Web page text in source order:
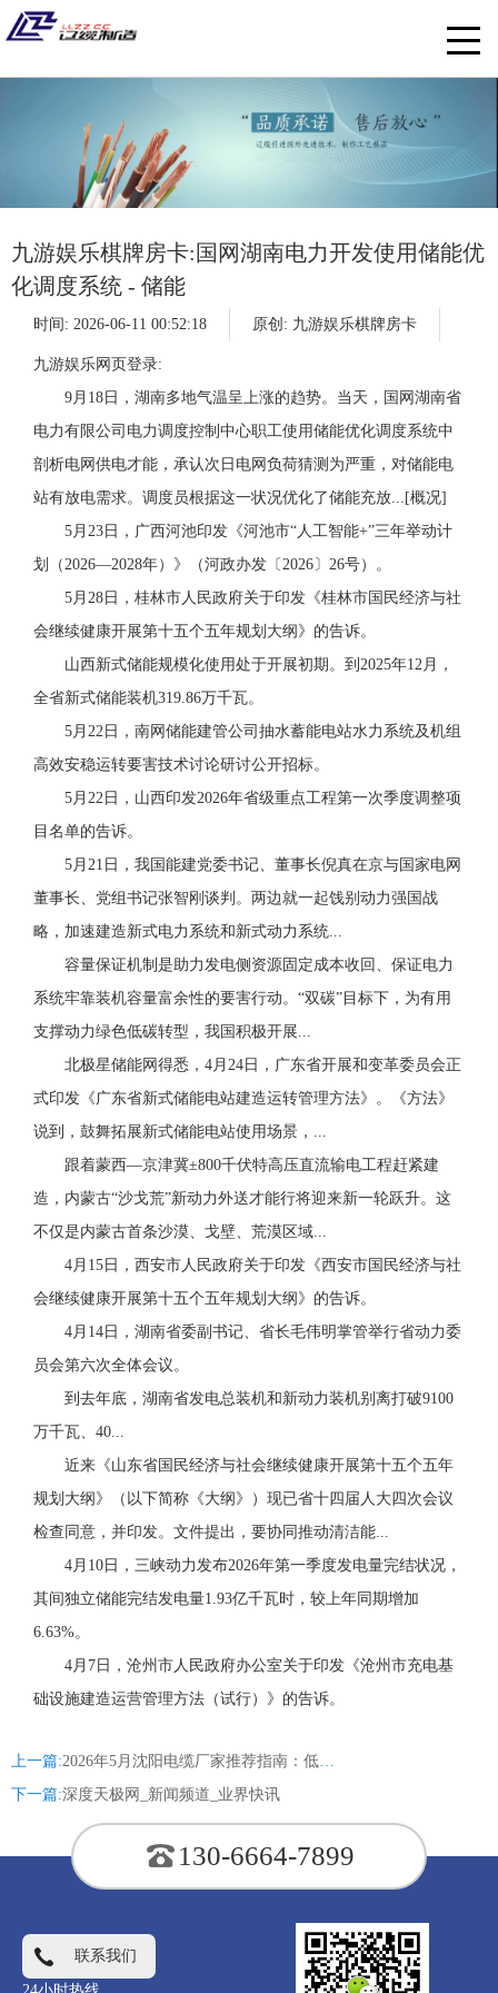
九游娱乐棋牌房卡:国网湖南电力开发使用储能优
化调度系统 - 储能
时间: 2026-06-11 00:52:18 原创: 九游娱乐棋牌房卡
九游娱乐网页登录:
9月18日，湖南多地气温呈上涨的趋势。当天，国网湖南省
电力有限公司电力调度控制中心职工使用储能优化调度系统中
剖析电网供电才能，承认次日电网负荷猜测为严重，对储能电
站有放电需求。调度员根据这一状况优化了储能充放...[概况]
5月23日，广西河池印发《河池市“人工智能+”三年举动计
划（2026—2028年）》（河政办发〔2026〕26号）。
5月28日，桂林市人民政府关于印发《桂林市国民经济与社
会继续健康开展第十五个五年规划大纲》的告诉。
山西新式储能规模化使用处于开展初期。到2025年12月，
全省新式储能装机319.86万千瓦。
5月22日，南网储能建管公司抽水蓄能电站水力系统及机组
高效安稳运转要害技术讨论研讨公开招标。
5月22日，山西印发2026年省级重点工程第一次季度调整项
目名单的告诉。
5月21日，我国能建党委书记、董事长倪真在京与国家电网
董事长、党组书记张智刚谈判。两边就一起饯别动力强国战
略，加速建造新式电力系统和新式动力系统...
容量保证机制是助力发电侧资源固定成本收回、保证电力
系统牢靠装机容量富余性的要害行动。“双碳”目标下，为有用
支撑动力绿色低碳转型，我国积极开展...
北极星储能网得悉，4月24日，广东省开展和变革委员会正
式印发《广东省新式储能电站建造运转管理方法》。《方法》
说到，鼓舞拓展新式储能电站使用场景，...
跟着蒙西—京津冀±800千伏特高压直流输电工程赶紧建
造，内蒙古“沙戈荒”新动力外送才能行将迎来新一轮跃升。这
不仅是内蒙古首条沙漠、戈壁、荒漠区域...
4月15日，西安市人民政府关于印发《西安市国民经济与社
会继续健康开展第十五个五年规划大纲》的告诉。
4月14日，湖南省委副书记、省长毛伟明掌管举行省动力委
员会第六次全体会议。
到去年底，湖南省发电总装机和新动力装机别离打破9100
万千瓦、40...
近来《山东省国民经济与社会继续健康开展第十五个五年
规划大纲》（以下简称《大纲》）现已省十四届人大四次会议
检查同意，并印发。文件提出，要协同推动清洁能...
4月10日，三峡动力发布2026年第一季度发电量完结状况，
其间独立储能完结发电量1.93亿千瓦时，较上年同期增加
6.63%。
4月7日，沧州市人民政府办公室关于印发《沧州市充电基
础设施建造运营管理方法（试行）》的告诉。
上一篇:2026年5月沈阳电缆厂家推荐指南：低压电力电缆聚氯乙烯绝缘电线无卤低烟绝缘仪表信号计算机公司优选！
下一篇:深度天极网_新闻频道_业界快讯
130-6664-7899
联系我们